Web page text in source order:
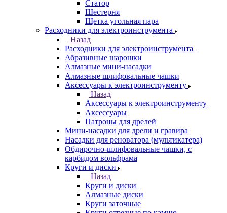
Статор
Шестерня
Щетка угольная пара
Расходники для электроинструмента
Назад
Расходники для электроинструмента
Абразивные шарошки
Алмазные мини-насадки
Алмазные шлифовальные чашки
Аксессуары к электроинструменту
Назад
Аксессуары к электроинструменту
Аксессуары
Патроны для дрелей
Мини-насадки для дрели и гравира
Насадки для реноватора (мультикатера)
Обдирочно-шлифовальные чашки, с
карбидом вольфрама
Круги и диски
Назад
Круги и диски
Алмазные диски
Круги заточные